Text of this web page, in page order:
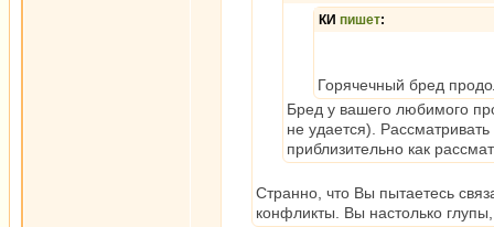
КИ пишет:
Горячечный бред
Бред у вашего любимого
не удается).
приблизительно как
Странно, что Вы пытаетесь
конфликты. Вы настолько